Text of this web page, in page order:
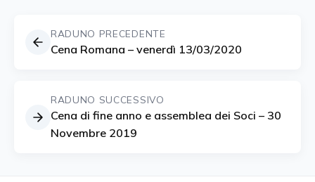
RADUNO PRECEDENTE
Cena Romana – venerdì 13/03/2020
RADUNO SUCCESSIVO
Cena di fine anno e assemblea dei Soci – 30
Novembre 2019